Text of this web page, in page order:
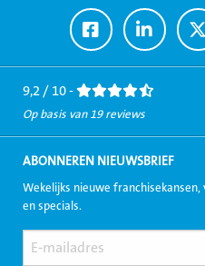
Ga
naar
Facebook
Ga
naar
LinkedIn
Ga
9,2 / 10 -
Op basis van 19 reviews
ABONNEREN NIEUWSBRIEF
Wekelijks nieuwe
en specials.